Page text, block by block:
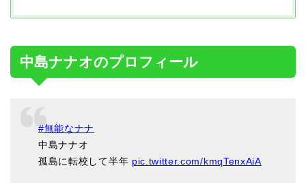
中島ナナオのプロフィール
#無能なナナ
中島ナナオ
孤島に転校して半年 pic.twitter.com/kmqTenxAiA